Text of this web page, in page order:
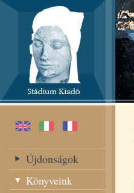
Újdonságok
Könyveink